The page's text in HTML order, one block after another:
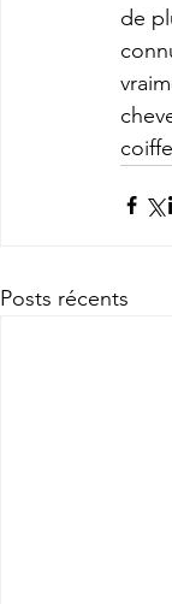
de
Posts récents